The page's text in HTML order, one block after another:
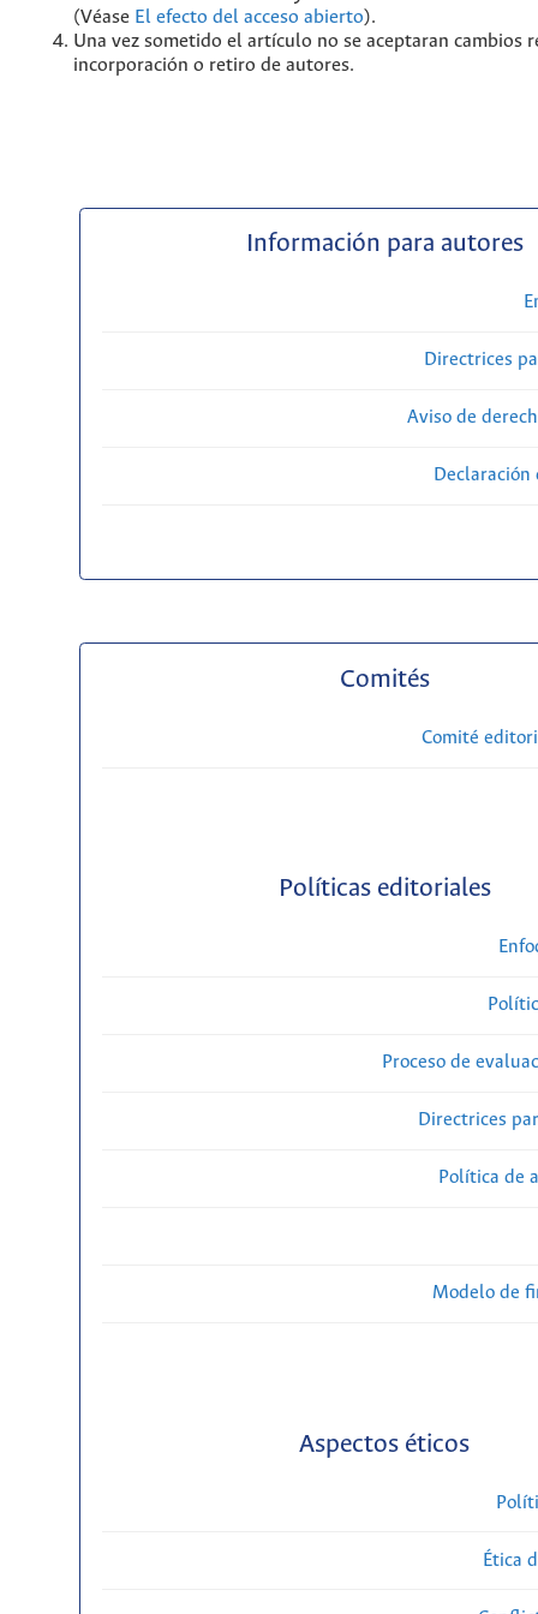
(Véase El efecto del acceso abierto).
Una vez sometido el artículo no se aceptaran cambios
incorporación o retiro de autores.
Información para autores
Directrices
Aviso de
Comités
Comité
Políticas editoriales
Proceso de
Directrices
Política de
Modelo de
Aspectos éticos
Ética